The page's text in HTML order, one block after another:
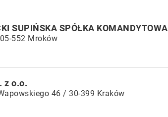
SUPIŃSKA SPÓŁKA KOMANDYTOWA
552 Mroków
z o.o.
46 / 30-399 Kraków